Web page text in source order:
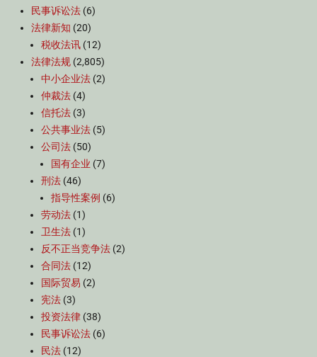
民事诉讼法 (6)
法律新知 (20)
税收法讯 (12)
法律法规 (2,805)
中小企业法 (2)
仲裁法 (4)
信托法 (3)
公共事业法 (5)
公司法 (50)
国有企业 (7)
刑法 (46)
指导性案例 (6)
劳动法 (1)
卫生法 (1)
反不正当竞争法 (2)
合同法 (12)
国际贸易 (2)
宪法 (3)
投资法律 (38)
民事诉讼法 (6)
民法 (12)